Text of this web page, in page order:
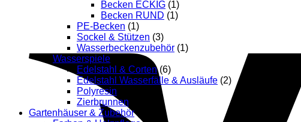
Becken ECKIG (1)
Becken RUND (1)
PE-Becken (1)
Sockel & Stützen (3)
Wasserbeckenzubehör (1)
Wasserspiele
Edelstahl & Corten (6)
Edelstahl Wasserfälle & Ausläufe (2)
Polyresin
Zierbrunnen
Gartenhäuser & Zubehör